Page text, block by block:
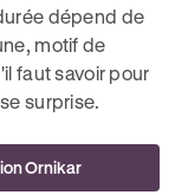
dépend de
motif de
faut savoir pour
surprise.
Ornikar